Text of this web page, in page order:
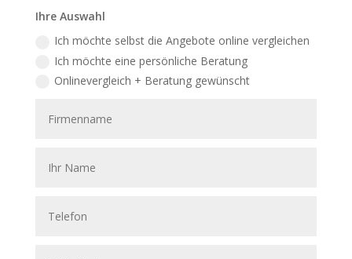
Ihre Auswahl
Ich möchte selbst die Angebote online vergleichen
Ich möchte eine persönliche Beratung
Onlinevergleich + Beratung gewünscht